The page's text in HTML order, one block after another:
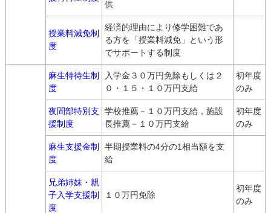
供
授業料減免制
度
経済的理由により修学困難であ
る方を「授業料減免」という形
でサポートする制度
麻生特待生制
度
入学金３０万円免除もしくは２
０・１５・１０万円支給
初年度
のみ
夜間部特別支
援制度
学校推薦－１０万円支給，施設
長推薦－１０万円支給
初年度
のみ
麻生支援金制
度
半期授業料の4分の1相当額を支
給
兄弟姉妹・親
子入学支援制
度
１０万円免除
初年度
のみ